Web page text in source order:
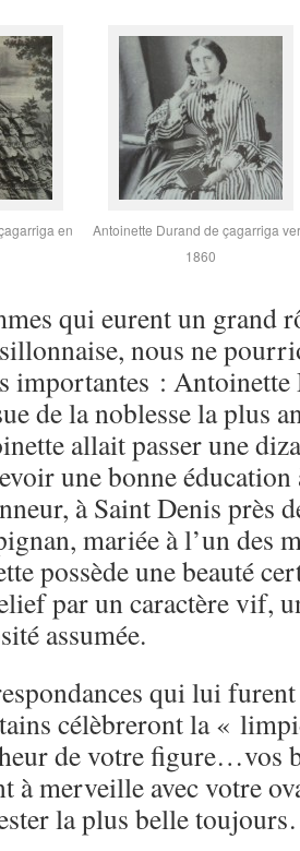
en
Antoinette Durand de çagarriga
1860
qui eurent un grand
nous ne
importantes : Antoinette
de la noblesse la plus
allait passer une
une bonne
à Saint Denis près
mariée à l’un des
possède une beauté
par un caractère vif,
assumée.
qui lui
célèbreront la «
de votre figure…vos
à merveille avec votre
la plus belle